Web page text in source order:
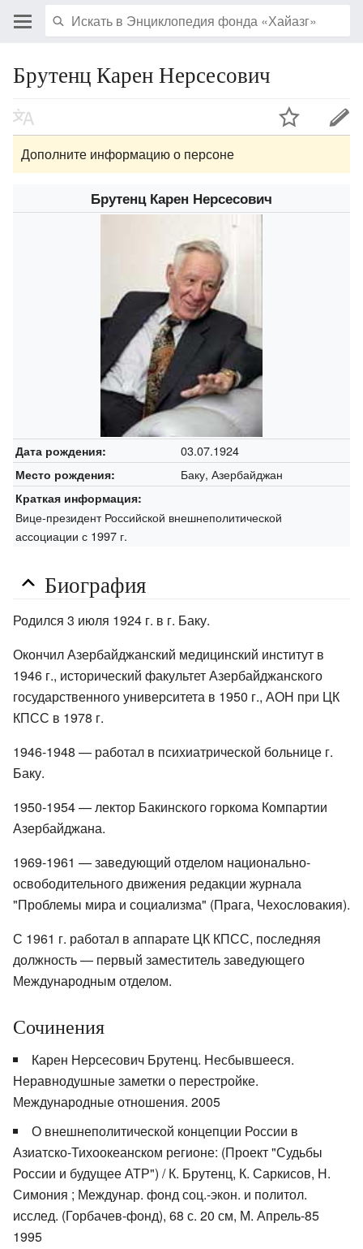
Брутенц Карен Нерсесович
Дополните информацию о персоне
Брутенц Карен Нерсесович
Дата рождения: 03.07.1924
Место рождения: Баку, Азербайджан
Краткая информация:
Вице-президент Российской внешнеполитической
ассоциации с 1997 г.
Биография
Родился 3 июля 1924 г. в г. Баку.
Окончил Азербайджанский медицинский институт в
1946 г., исторический факультет Азербайджанского
государственного университета в 1950 г., АОН при ЦК
КПСС в 1978 г.
1946-1948 — работал в психиатрической больнице г.
Баку.
1950-1954 — лектор Бакинского горкома Компартии
Азербайджана.
1969-1961 — заведующий отделом национально-
освободительного движения редакции журнала
"Проблемы мира и социализма" (Прага, Чехословакия).
С 1961 г. работал в аппарате ЦК КПСС, последняя
должность — первый заместитель заведующего
Международным отделом.
Сочинения
Карен Нерсесович Брутенц. Несбывшееся.
Неравнодушные заметки о перестройке.
Международные отношения. 2005
О внешнеполитической концепции России в
Азиатско-Тихоокеанском регионе: (Проект "Судьбы
России и будущее АТР") / К. Брутенц, К. Саркисов, Н.
Симония ; Междунар. фонд соц.-экон. и политол.
исслед. (Горбачев-фонд), 68 с. 20 см, М. Апрель-85
1995